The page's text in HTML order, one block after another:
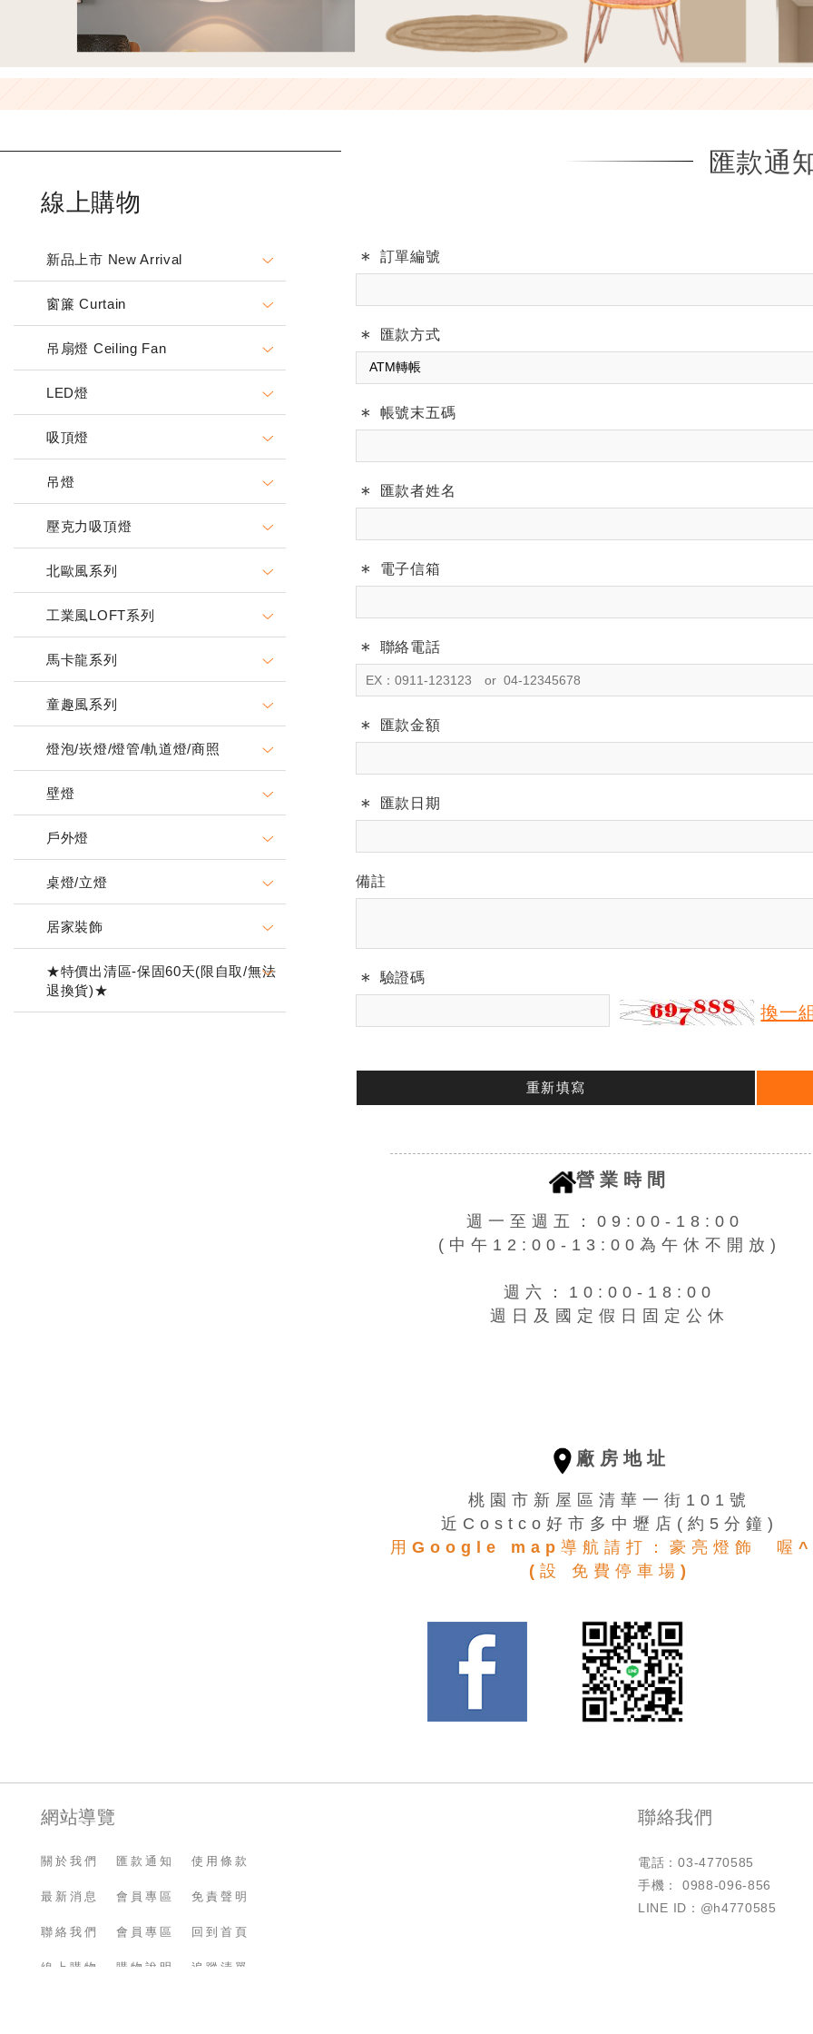
線上購物
新品上市 New Arrival
窗簾 Curtain
吊扇燈 Ceiling Fan
LED燈
吸頂燈
吊燈
壓克力吸頂燈
北歐風系列
工業風LOFT系列
馬卡龍系列
童趣風系列
燈泡/崁燈/燈管/軌道燈/商照
壁燈
戶外燈
桌燈/立燈
居家裝飾
★特價出清區-保固60天(限自取/無法
退換貨)★
匯款通
訂單編號
匯款方式
帳號末五碼
匯款者姓名
電子信箱
聯絡電話
匯款金額
匯款日期
備註
驗證碼
換一
重新填寫
營業時間
週一至週五：09:00-18:00
(中午12:00-13:00為午休不開放)
週六：10:00-18:00
週日及國定假日固定公休
廠房地址
桃園市新屋區清華一街101號
近Costco好市多中壢店(約5分鐘)
用Google map導航請打：豪亮燈飾 喔
(設 免費停車場)
網站導覽
關於我們
最新消息
聯絡我們
線上購物
匯款通知
會員專區
會員專區
購物說明
使用條款
免責聲明
回到首頁
追蹤清單
聯絡我們
電話：03-4770585
手機： 0988-096-856
LINE ID：@h4770585